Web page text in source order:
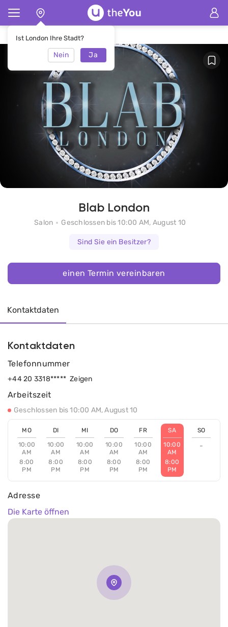
Ist London Ihre Stadt?
Nein Ja
Hauptseite SalonBlab London
Blab London
Salon Geschlossen bis 10:00 AM, August 10
Sind Sie ein Besitzer?
einen Termin vereinbaren
Kontaktdaten
Kontaktdaten
Adresse
Die Karte öffnen
Arbeitszeit
Geschlossen bis 10:00 AM, August 10
MO
10:00
AM
8:00
PM
DI
10:00
AM
8:00
PM
MI
10:00
AM
8:00
PM
DO
10:00
AM
8:00
PM
FR
10:00
AM
8:00
PM
SA
10:00
AM
8:00
PM
SO
-
Telefonnummer
+44 20 3318***** Zeigen